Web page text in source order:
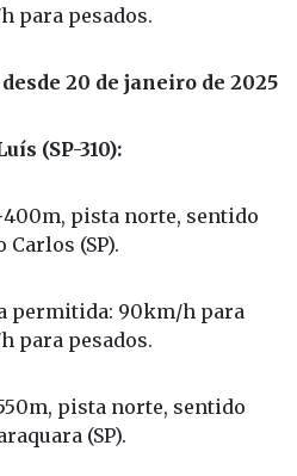
para pesados.
20 de janeiro de 2025
(SP-310):
pista norte, sentido
(SP).
90km/h para
para pesados.
pista norte, sentido
(SP).